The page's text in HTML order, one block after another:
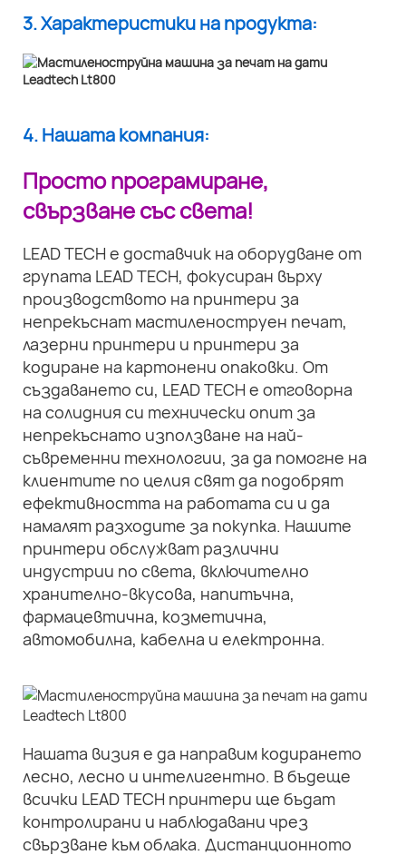
3. Характеристики на продукта:
4. Нашата компания:
Просто програмиране,
свързване със света!
LEAD TECH е доставчик на оборудване от
групата LEAD TECH, фокусиран върху
производството на принтери за
непрекъснат мастиленоструен печат,
лазерни принтери и принтери за
кодиране на картонени опаковки. От
създаването си, LEAD TECH е отговорна
на солидния си технически опит за
непрекъснато използване на най-
съвременни технологии, за да помогне на
клиентите по целия свят да подобрят
ефективността на работата си и да
намалят разходите за покупка. Нашите
принтери обслужват различни
индустрии по света, включително
хранително-вкусова, напитъчна,
фармацевтична, козметична,
автомобилна, кабелна и електронна.
Нашата визия е да направим кодирането
лесно, лесно и интелигентно. В бъдеще
всички LEAD TECH принтери ще бъдат
контролирани и наблюдавани чрез
свързване към облака. Дистанционното